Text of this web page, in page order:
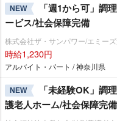
NEW
「週1から可」調
ービス/社会保障完備
株式会社ザ・サンパワー/エミー
時給1,230円
アルバイト・パート / 神奈川県
NEW
「未経験OK」調
護老人ホーム/社会保障完備